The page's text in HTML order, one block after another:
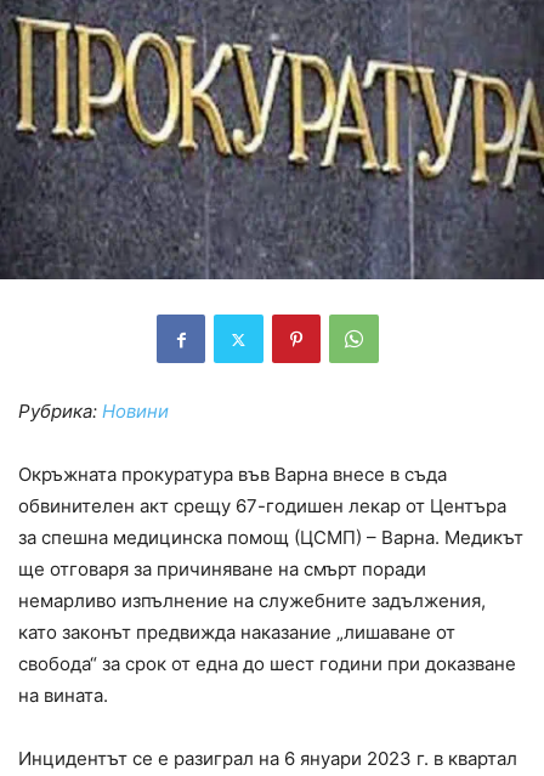
Рубрика: Новини
Окръжната прокуратура във Варна внесе в съда
обвинителен акт срещу 67-годишен лекар от Центъра
за спешна медицинска помощ (ЦСМП) – Варна. Медикът
ще отговаря за причиняване на смърт поради
немарливо изпълнение на служебните задължения,
като законът предвижда наказание „лишаване от
свобода“ за срок от една до шест години при доказване
на вината.
Инцидентът се е разиграл на 6 януари 2023 г. в квартал